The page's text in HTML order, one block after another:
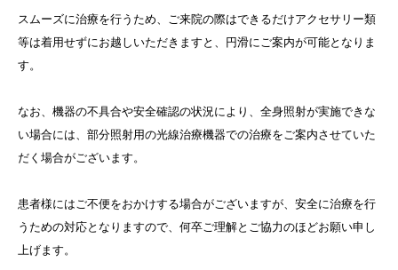
スムーズに治療を行うため、ご来院の際はできるだけアクセサリー類
等は着用せずにお越しいただきますと、円滑にご案内が可能となりま
す。
なお、機器の不具合や安全確認の状況により、全身照射が実施できな
い場合には、部分照射用の光線治療機器での治療をご案内させていた
だく場合がございます。
患者様にはご不便をおかけする場合がございますが、安全に治療を行
うための対応となりますので、何卒ご理解とご協力のほどお願い申し
上げます。